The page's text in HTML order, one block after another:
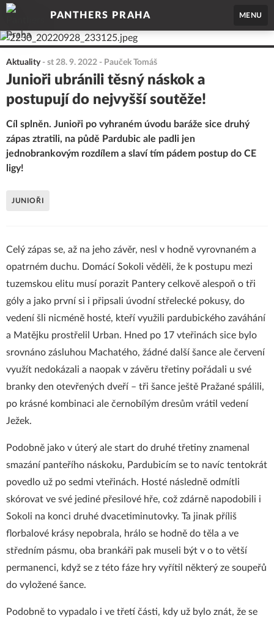
PANTHERS PRAHA MENU
Aktuality - st 28. 9. 2022 - Pauček Tomáš
Junioři ubránili těsný náskok a
postupují do nejvyšší soutěže!
Cíl splněn. Junioři po vyhraném úvodu baráže sice druhý
zápas ztratili, na půdě Pardubic ale padli jen
jednobrankovým rozdílem a slaví tím pádem postup do CE
ligy!
JUNIOŘI
Celý zápas se, až na jeho závěr, nesl v hodně vyrovnaném a
opatrném duchu. Domácí Sokoli věděli, že k postupu mezi
tuzemskou elitu musí porazit Pantery celkově alespoň o tři
góly a jako první si i připsali úvodní střelecké pokusy, do
vedení šli nicméně hosté, kteří využili pardubického zaváhání
a Matějku prostřelil Urban. Hned po 17 vteřinách sice bylo
srovnáno zásluhou Machatého, žádné další šance ale červení
využít nedokázali a naopak v závěru třetiny pořádali u své
branky den otevřených dveří – tři šance ještě Pražané spálili,
po krásné kombinaci ale černobílým dresům vrátil vedení
Ježek.
Podobně jako v úterý ale start do druhé třetiny znamenal
smazání panteřího náskoku, Pardubicím se to navíc tentokrát
povedlo už po sedmi vteřinách. Hosté následně odmítli
skórovat ve své jediné přesilové hře, což zdárně napodobili i
Sokoli na konci druhé dvacetiminutovky. Ta jinak příliš
florbalové krásy nepobrala, hrálo se hodně do těla a ve
středním pásmu, oba brankáři pak museli být v o to větší
permanenci, když se z této fáze hry vyřítil některý ze soupeřů
do vyložené šance.
Podobně to vypadalo i ve třetí části, kdy už bylo znát, že se